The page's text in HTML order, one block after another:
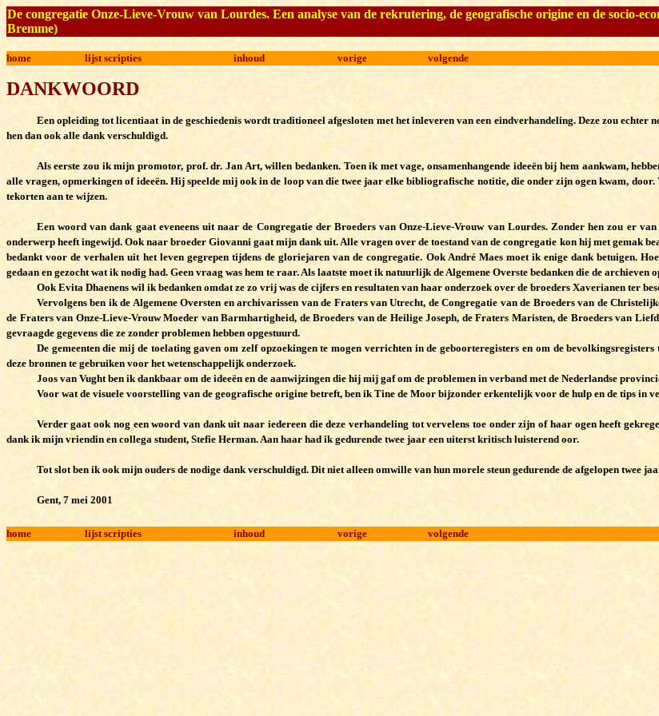
De congregatie Onze-Lieve-Vrouw van Lourdes. Een analyse van de rekrutering, de geografische origine en de socio-
Bremme)
home lijst scripties inhoud vorige volgende
DANKWOORD
Een opleiding tot licentiaat in de geschiedenis wordt traditioneel afgesloten met het inleveren van een eindverhandeling. Deze zou
hen dan ook alle dank verschuldigd.
Als eerste zou ik mijn promotor, prof. dr. Jan Art, willen bedanken. Toen ik met vage, onsamenhangende ideeën bij hem aankwam,
alle vragen, opmerkingen of ideeën. Hij speelde mij ook in de loop van die twee jaar elke bibliografische notitie, die onder zijn ogen kwam, door.
tekorten aan te wijzen.
Een woord van dank gaat eveneens uit naar de Congregatie der Broeders van Onze-Lieve-Vrouw van Lourdes. Zonder hen zou er
onderwerp heeft ingewijd. Ook naar broeder Giovanni gaat mijn dank uit. Alle vragen over de toestand van de congregatie kon hij met gemak
bedankt voor de verhalen uit het leven gegrepen tijdens de gloriejaren van de congregatie. Ook André Maes moet ik enige dank betuigen.
gedaan en gezocht wat ik nodig had. Geen vraag was hem te raar. Als laatste moet ik natuurlijk de Algemene Overste bedanken die de archieven
Ook Evita Dhaenens wil ik bedanken omdat ze zo vrij was de cijfers en resultaten van haar onderzoek over de broeders Xaverianen ter
Vervolgens ben ik de Algemene Oversten en archivarissen van de Fraters van Utrecht, de Congregatie van de Broeders van de
de Fraters van Onze-Lieve-Vrouw Moeder van Barmhartigheid, de Broeders van de Heilige Joseph, de Fraters Maristen, de Broeders van
gevraagde gegevens die ze zonder problemen hebben opgestuurd.
De gemeenten die mij de toelating gaven om zelf opzoekingen te mogen verrichten in de geboorteregisters en om de
deze bronnen te gebruiken voor het wetenschappelijk onderzoek.
Joos van Vught ben ik dankbaar om de ideeën en de aanwijzingen die hij mij gaf om de problemen in verband met de Nederlandse
Voor wat de visuele voorstelling van de geografische origine betreft, ben ik Tine de Moor bijzonder erkentelijk voor de hulp en de tips in
Verder gaat ook nog een woord van dank uit naar iedereen die deze verhandeling tot vervelens toe onder zijn of haar ogen heeft
dank ik mijn vriendin en collega student, Stefie Herman. Aan haar had ik gedurende twee jaar een uiterst kritisch luisterend oor.
Tot slot ben ik ook mijn ouders de nodige dank verschuldigd. Dit niet alleen omwille van hun morele steun gedurende de afgelopen twee
Gent, 7 mei 2001
home lijst scripties inhoud vorige volgende